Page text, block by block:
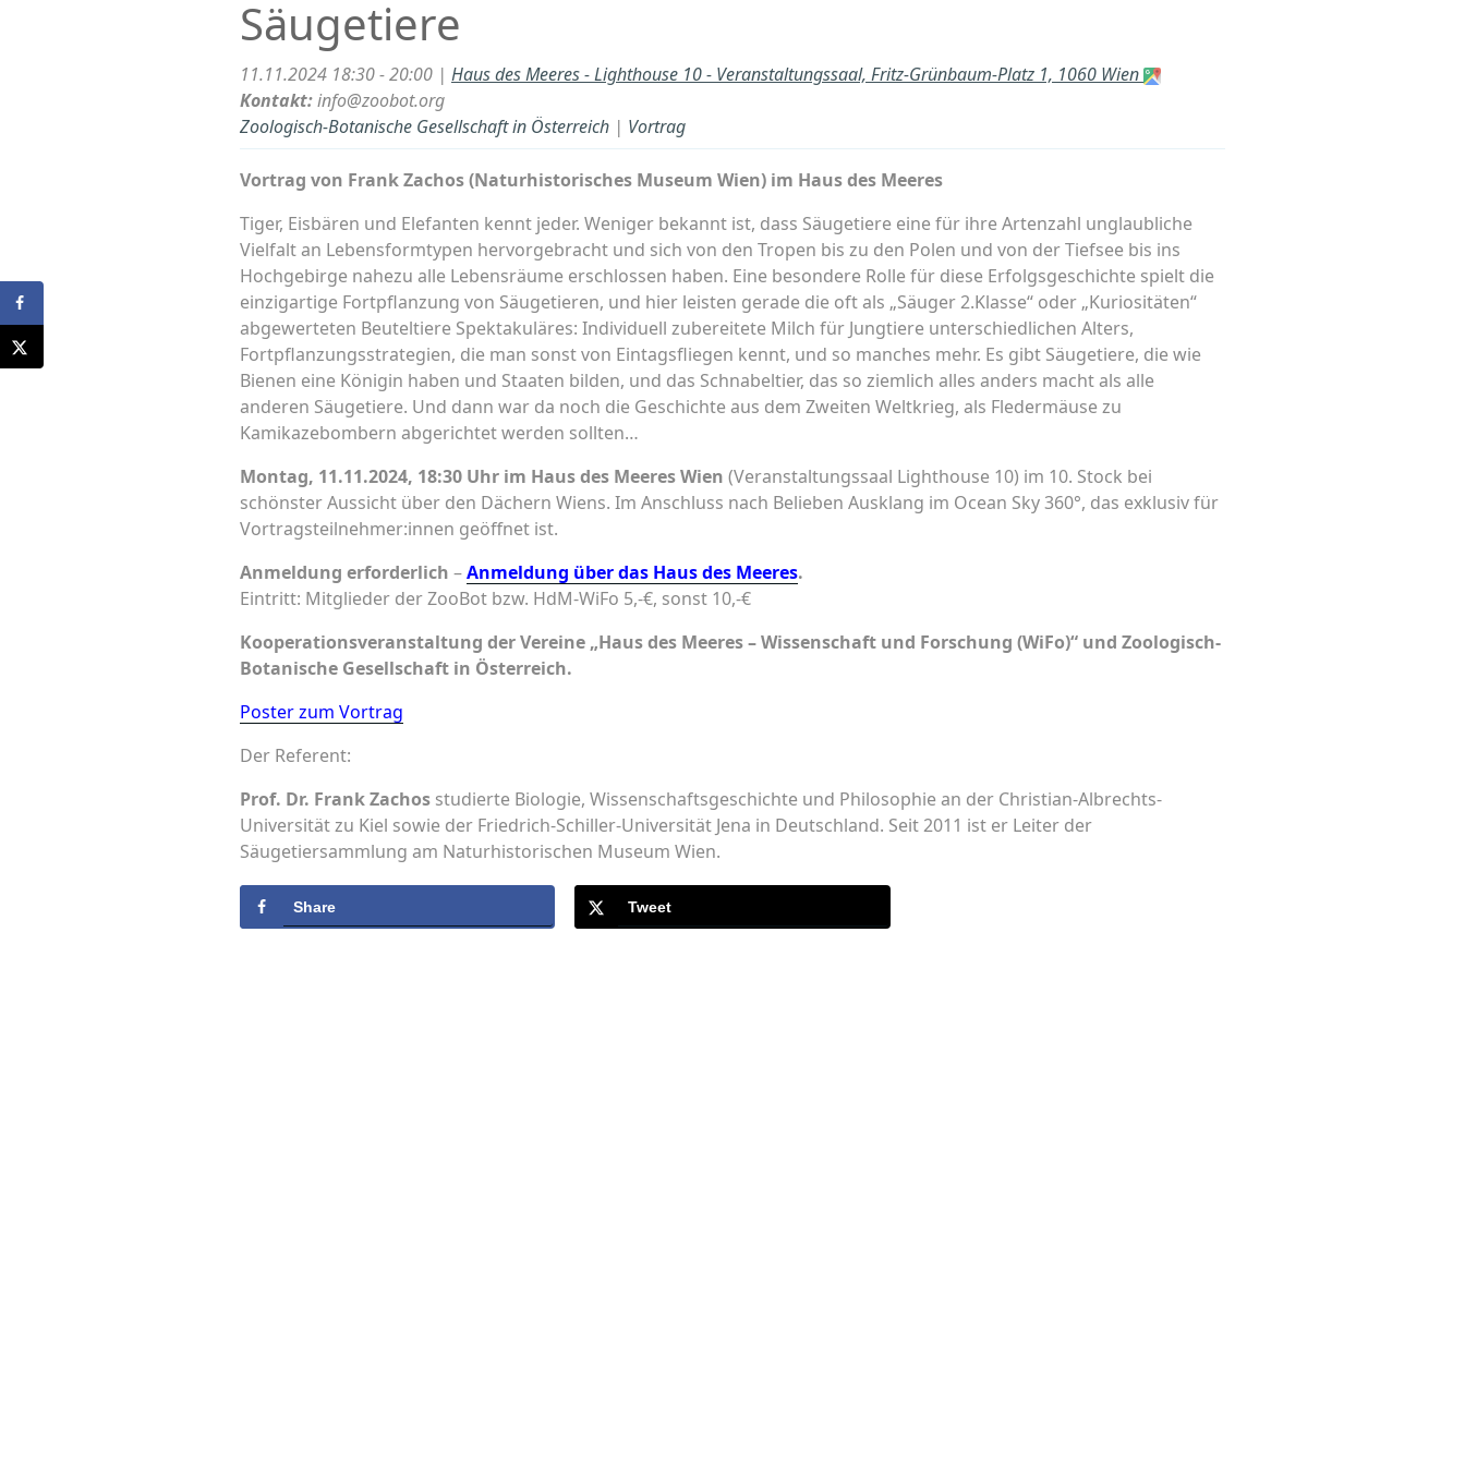
Säugetiere
11.11.2024 18:30 - 20:00 | Haus des Meeres - Lighthouse 10 - Veranstaltungssaal, Fritz-Grünbaum-Platz 1, 1060 Wien
Kontakt:info@zoobot.org
Zoologisch-Botanische Gesellschaft in Österreich | Vortrag
Vortrag von Frank Zachos (Naturhistorisches Museum Wien) im Haus des Meeres
Tiger, Eisbären und Elefanten kennt jeder. Weniger bekannt ist, dass Säugetiere eine für ihre Artenzahl unglaubliche
Vielfalt an Lebensformtypen hervorgebracht und sich von den Tropen bis zu den Polen und von der Tiefsee bis ins
Hochgebirge nahezu alle Lebensräume erschlossen haben. Eine besondere Rolle für diese Erfolgsgeschichte spielt die
einzigartige Fortpflanzung von Säugetieren, und hier leisten gerade die oft als „Säuger 2.Klasse“ oder „Kuriositäten“
abgewerteten Beuteltiere Spektakuläres: Individuell zubereitete Milch für Jungtiere unterschiedlichen Alters,
Fortpflanzungsstrategien, die man sonst von Eintagsfliegen kennt, und so manches mehr. Es gibt Säugetiere, die wie
Bienen eine Königin haben und Staaten bilden, und das Schnabeltier, das so ziemlich alles anders macht als alle
anderen Säugetiere. Und dann war da noch die Geschichte aus dem Zweiten Weltkrieg, als Fledermäuse zu
Kamikazebombern abgerichtet werden sollten…
Montag, 11.11.2024, 18:30 Uhr im Haus des Meeres Wien (Veranstaltungssaal Lighthouse 10) im 10. Stock bei
schönster Aussicht über den Dächern Wiens. Im Anschluss nach Belieben Ausklang im Ocean Sky 360°, das exklusiv für
Vortragsteilnehmer:innen geöffnet ist.
Anmeldung erforderlich –Anmeldung über das Haus des Meeres.
Eintritt: Mitglieder der ZooBot bzw. HdM-WiFo 5,-€, sonst 10,-€
Kooperationsveranstaltung der Vereine „Haus des Meeres – Wissenschaft und Forschung (WiFo)“ und Zoologisch-
Botanische Gesellschaft in Österreich.
Poster zum Vortrag
Der Referent:
Prof. Dr. Frank Zachos studierte Biologie, Wissenschaftsgeschichte und Philosophie an der Christian-Albrechts-
Universität zu Kiel sowie der Friedrich-Schiller-Universität Jena in Deutschland. Seit 2011 ist er Leiter der
Säugetiersammlung am Naturhistorischen Museum Wien.
Share Tweet